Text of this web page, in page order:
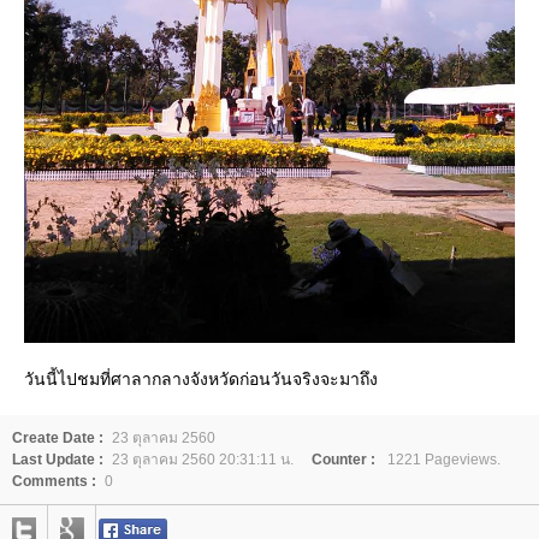
วันนี้ไปชมที่ศาลากลางจังหวัดก่อนวันจริงจะมาถึง
Create Date : 23 ตุลาคม 2560
Last Update : 23 ตุลาคม 2560 20:31:11 น. Counter :
1221 Pageviews.
Comments : 0